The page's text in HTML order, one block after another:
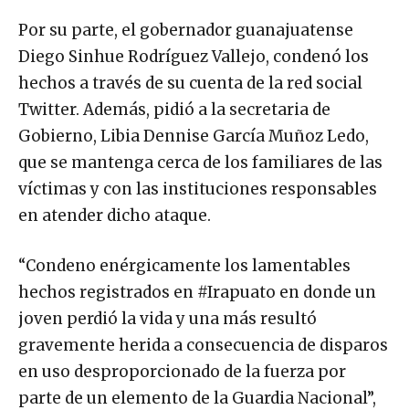
Por su parte, el gobernador guanajuatense
Diego Sinhue Rodríguez Vallejo, condenó los
hechos a través de su cuenta de la red social
Twitter. Además, pidió a la secretaria de
Gobierno, Libia Dennise García Muñoz Ledo,
que se mantenga cerca de los familiares de las
víctimas y con las instituciones responsables
en atender dicho ataque.
“Condeno enérgicamente los lamentables
hechos registrados en #Irapuato en donde un
joven perdió la vida y una más resultó
gravemente herida a consecuencia de disparos
en uso desproporcionado de la fuerza por
parte de un elemento de la Guardia Nacional”,